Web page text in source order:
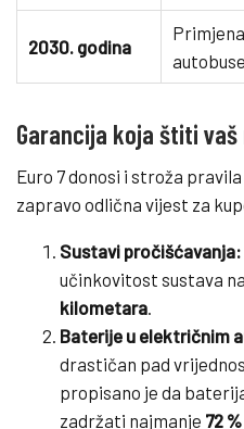
2030. godina
autobuse
Garancija koja štiti
Euro 7 donosi i stroža
zapravo odlična vijest za
Sustavi pročišćavanja:
učinkovitost sustava
kilometara
Baterije u električnim
drastičan pad
propisano je da
zadržati najmanje 72 %